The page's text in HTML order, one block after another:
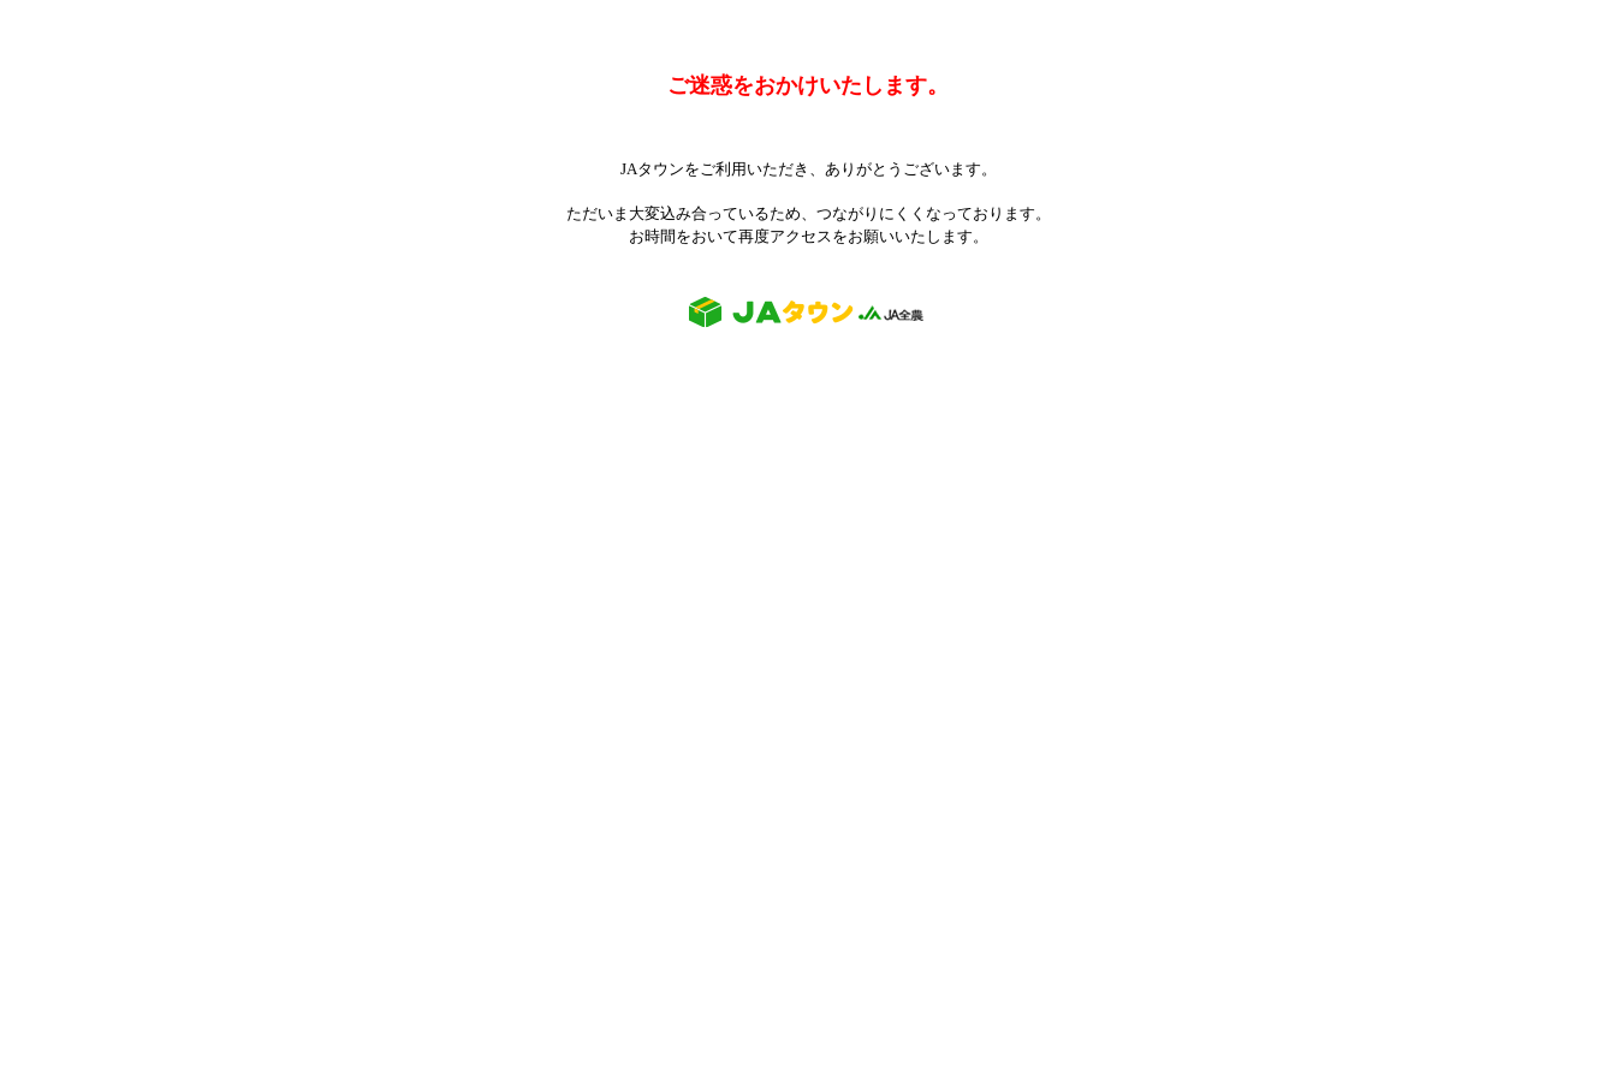
ご迷惑をおかけいたします。
JAタウンをご利用いただき、ありがとうございます。
ただいま大変込み合っているため、つながりにくくなっております。
お時間をおいて再度アクセスをお願いいたします。